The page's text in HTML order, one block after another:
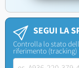
SEGUI LA
Controlla lo stato
riferimento (tracking)